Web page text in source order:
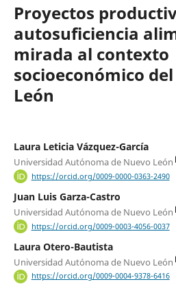
Proyectos
autosuficiencia
mirada al contexto
socioeconómico
León
Laura Leticia Vázquez-García
Universidad Autónoma de Nuevo León
https://orcid.org/0009-0000-0363-2490
Juan Luis Garza-Castro
Universidad Autónoma de Nuevo León
https://orcid.org/0009-0003-4056-0037
Laura Otero-Bautista
Universidad Autónoma de Nuevo León
https://orcid.org/0009-0004-9378-6416